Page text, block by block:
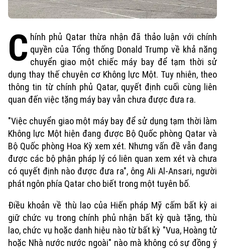
C hính phủ Qatar thừa nhận đã thảo luận với chính
quyền của Tổng thống Donald Trump về khả năng
chuyển giao một chiếc máy bay để tạm thời sử
dụng thay thế chuyên cơ Không lực Một. Tuy nhiên, theo
thông tin từ chính phủ Qatar, quyết định cuối cùng liên
quan đến việc tặng máy bay vẫn chưa được đưa ra.
"Việc chuyển giao một máy bay để sử dụng tạm thời làm
Không lực Một hiện đang được Bộ Quốc phòng Qatar và
Bộ Quốc phòng Hoa Kỳ xem xét. Nhưng vấn đề vẫn đang
được các bộ phận pháp lý có liên quan xem xét và chưa
có quyết định nào được đưa ra", ông Ali Al-Ansari, người
phát ngôn phía Qatar cho biết trong một tuyên bố.
Điều khoản về thù lao của Hiến pháp Mỹ cấm bất kỳ ai
giữ chức vụ trong chính phủ nhận bất kỳ quà tặng, thù
lao, chức vụ hoặc danh hiệu nào từ bất kỳ "Vua, Hoàng tử
hoặc Nhà nước nước ngoài" nào mà không có sự đồng ý